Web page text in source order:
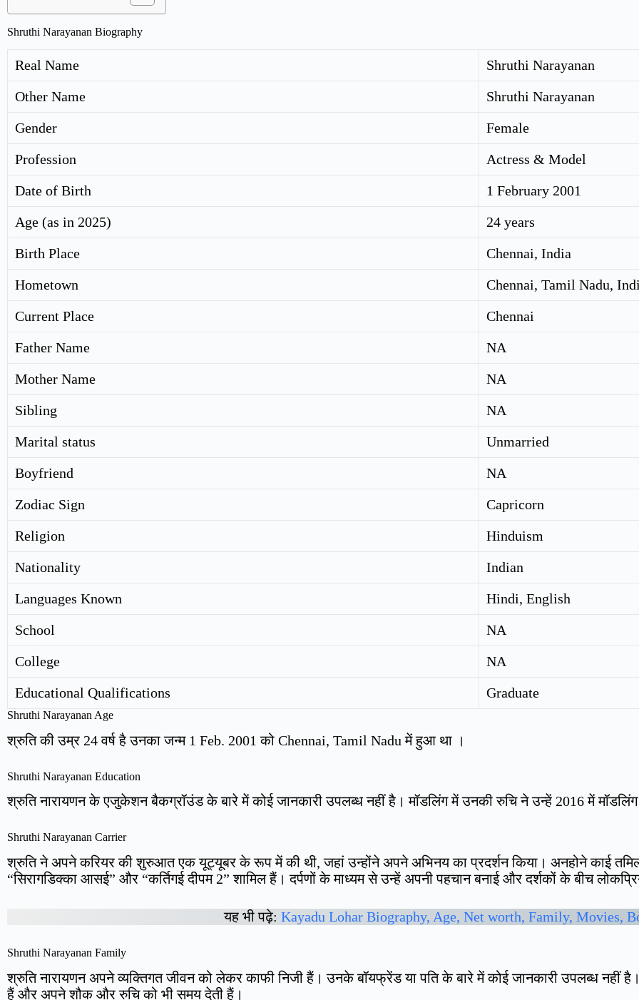
Shruthi Narayanan Biography
Real Name
Shruthi Narayanan
Other Name
Shruthi Narayanan
Gender
Female
Profession
Actress & Model
Date of Birth
1 February 2001
Age (as in 2025)
24 years
Birth Place
Chennai, India
Hometown
Chennai, Tamil Nadu,
Current Place
Chennai
Father Name
NA
Mother Name
NA
Sibling
NA
Marital status
Unmarried
Boyfriend
NA
Zodiac Sign
Capricorn
Religion
Hinduism
Nationality
Indian
Languages Known
Hindi, English
School
NA
College
NA
Educational Qualifications
Graduate
Shruthi Narayanan Age
श्रुति की उम्र 24 वर्ष है उनका जन्म 1 Feb. 2001 को Chennai, Tamil Nadu में हुआ था ।
Shruthi Narayanan Education
श्रुति नारायणन के एजुकेशन बैकग्रॉउंड के बारे में कोई जानकारी उपलब्ध नहीं है। मॉडलिंग में उनकी रुचि ने उन्हें 2016 में
Shruthi Narayanan Carrier
श्रुति ने अपने करियर की शुरुआत एक यूट्यूबर के रूप में की थी, जहां उन्होंने अपने अभिनय का प्रदर्शन किया। अनहोने काई तमिल
“सिरागडिक्का आसई” और “कर्तिगई दीपम 2” शामिल हैं। दर्पणों के माध्यम से उन्हें अपनी पहचान बनाई और दर्शकों के बीच
यह भी पढ़े: Kayadu Lohar Biography, Age, Net worth, Family, Movies,
Shruthi Narayanan Family
श्रुति नारायणन अपने व्यक्तिगत जीवन को लेकर काफी निजी हैं। उनके बॉयफ्रेंड या पति के बारे में कोई जानकारी उपलब्ध नहीं
हैं और अपने शौक और रुचि को भी समय देती हैं।